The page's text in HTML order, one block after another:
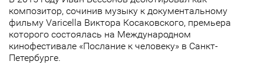
композитор, сочинив музыку к документальному
фильму Varicella Виктора Косаковского, премьера
которого состоялась на Международном
кинофестивале «Послание к человеку» в Санкт-
Петербурге.